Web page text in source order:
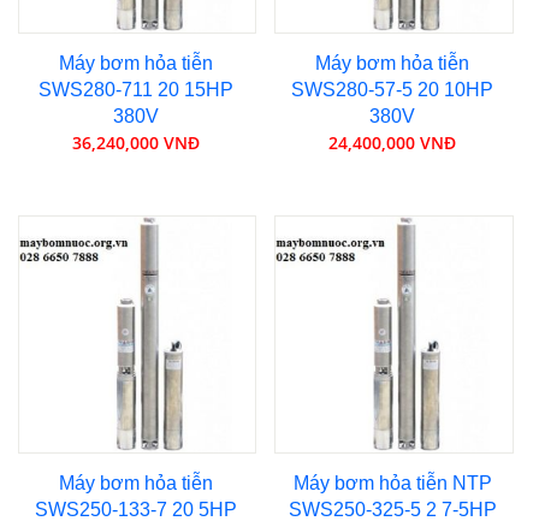
Máy bơm hỏa tiễn
SWS280-711 20 15HP
380V
36,240,000 VNĐ
Máy bơm hỏa tiễn
SWS280-57-5 20 10HP
380V
24,400,000 VNĐ
Máy bơm hỏa tiễn
SWS250-133-7 20 5HP
Máy bơm hỏa tiễn NTP
SWS250-325-5 2 7-5HP